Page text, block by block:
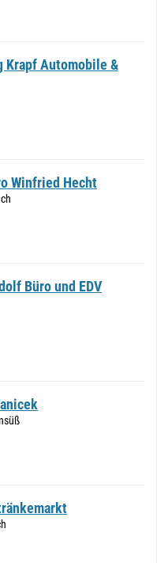
Krapf Automobile &
Winfried Hecht
Büro und EDV